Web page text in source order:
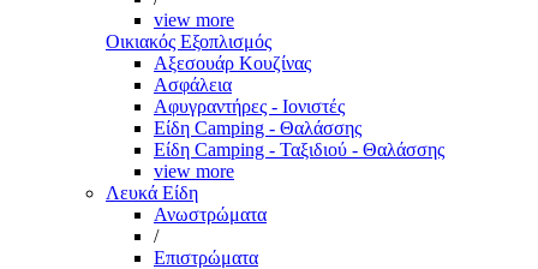
view more
Οικιακός Εξοπλισμός
Αξεσουάρ Κουζίνας
Ασφάλεια
Αφυγραντήρες - Ιονιστές
Είδη Camping - Θαλάσσης
Είδη Camping - Ταξιδιού - Θαλάσσης
view more
Λευκά Είδη
Ανωστρώματα
/
Επιστρώματα